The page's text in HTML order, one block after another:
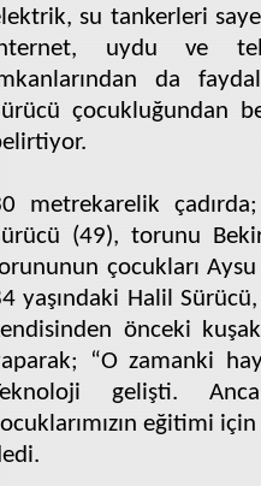
su tankerleri
uydu ve
da
çocukluğundan
metrekarelik
(49), torunu
çocukları
yaşındaki Halil
önceki
“O zamanki
gelişti.
eğitimi